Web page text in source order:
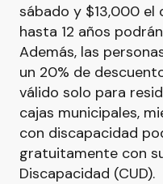
sábado y $13,000 el
hasta 12 años
Además, las
un 20% de
válido solo para
cajas municipales,
con discapacidad
gratuitamente con
Discapacidad (CUD).